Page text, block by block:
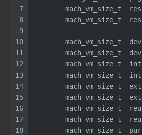
7
8
9
10
11
12
13
14
15
16
17
18
mach_vm_size_t
mach_vm_size_t
mach_vm_size_t
mach_vm_size_t
mach_vm_size_t
mach_vm_size_t
mach_vm_size_t
mach_vm_size_t
mach_vm_size_t
mach_vm_size_t
mach_vm_size_t